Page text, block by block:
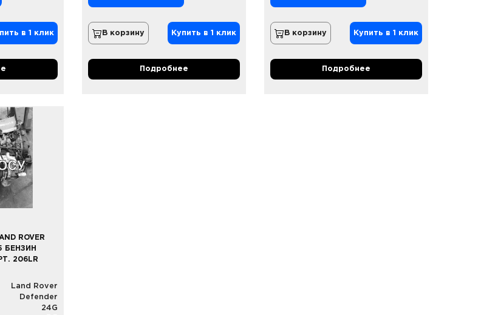
в 1 клик В корзину Купить в 1 клик
Подробнее
В корзину Купить в 1 клик
Подробнее
ROVER
БЕНЗИН
206LR
Land Rover
Defender
24G